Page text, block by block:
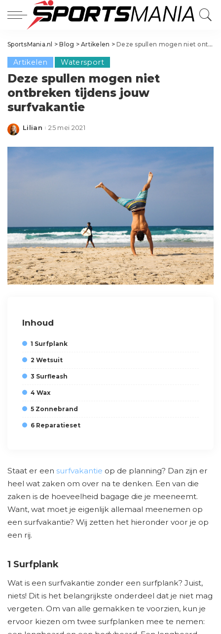
SportsMania.nl >Blog >Artikelen >Deze spullen mogen niet ontbreken tijdens jouw surfvakantie
Artikelen Watersport
Deze spullen mogen niet
ontbreken tijdens jouw
surfvakantie
Posted
Lilian 25 mei 2021
Inhoud
1 Surfplank
2 Wetsuit
3 Surfleash
4 Wax
5 Zonnebrand
6 Reparatieset
Staat er een surfvakantie op de planning? Dan zijn er
heel wat zaken om over na te denken. Een van die
zaken is de hoeveelheid bagage die je meeneemt.
Want, wat moet je eigenlijk allemaal meenemen op
een surfvakantie? Wij zetten het hieronder voor je op
een rij.
1 Surfplank
Wat is een surfvakantie zonder een surfplank? Juist,
niets! Dit is het belangrijkste onderdeel dat je niet mag
vergeten. Om van alle gemakken te voorzien, kun je
ervoor kiezen om twee surfplanken mee te nemen: